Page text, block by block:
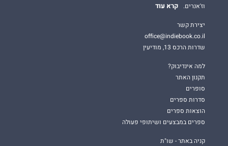
וז'אנרים.
קרא עוד
יצירת קשר
office@indiebook.co.il
שדרות הרכס 13, מודיעין
למה אינדיבוק?
תקנון האתר
סופרים
סדרות ספרים
הוצאות ספרים
ספרים במבצעים ושיתופי פעולה
קניה באתר - שו"ת